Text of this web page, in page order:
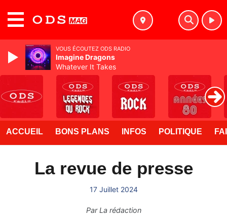
ACCUEIL BONS PLANS INFOS POLITIQUE
La revue de presse
17 Juillet 2024
ParLa rédaction
VOUS ÉCOUTEZ ODS RADIO
Imagine Dragons
Whatever It Takes